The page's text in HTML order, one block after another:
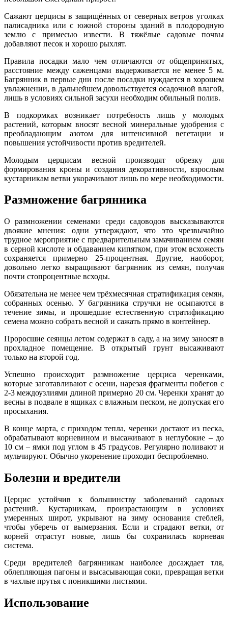
Сажают церцисы в защищённых от северных ветров уголках
палисадника или с южной стороны зданий в плодородную
землю с примесью извести. В тяжёлые садовые почвы
добавляют песок и хорошо рыхлят.
Правила посадки мало чем отличаются от общепринятых,
расстояние между саженцами выдерживается не менее 5 м.
Багрянник в первые дни после посадки нуждается в хорошем
увлажнении, в дальнейшем довольствуется осадочной влагой,
лишь в условиях сильной засухи необходим обильный полив.
В подкормках возникает потребность лишь у молодых
растений, которым вносят весной минеральные удобрения с
преобладающим азотом для интенсивной вегетации и
повышения устойчивости против вредителей.
Молодым церцисам весной производят обрезку для
формирования кроны и создания декоративности, взрослым
кустарникам ветви укорачивают лишь по мере необходимости.
Размножение багрянника
О размножении семенами среди садоводов высказываются
двоякие мнения: одни утверждают, что это чрезвычайно
трудное мероприятие с предварительным замачиванием семян
в серной кислоте и обдаванием кипятком, при этом всхожесть
сохраняется примерно 25-процентная. Другие, наоборот,
довольно легко выращивают багрянник из семян, получая
почти стопроцентные всходы.
Обязательна не менее чем трёхмесячная стратификация семян,
собранных осенью. У багрянника стручки не осыпаются в
течение зимы, и прошедшие естественную стратификацию
семена можно собрать весной и сажать прямо в контейнер.
Проросшие сеянцы летом содержат в саду, а на зиму заносят в
прохладное помещение. В открытый грунт высаживают
только на второй год.
Успешно происходит размножение церциса черенками,
которые заготавливают с осени, нарезая фрагменты побегов с
2-3 междоузлиями длиной примерно 20 см. Черенки хранят до
весны в подвале в ящиках с влажным песком, не допуская его
просыхания.
В конце марта, с приходом тепла, черенки достают из песка,
обрабатывают корневином и высаживают в неглубокие – до
10 см – ямки под углом в 45 градусов. Регулярно поливают и
мульчируют. Обычно укоренение проходит беспроблемно.
Болезни и вредители
Церцис устойчив к большинству заболеваний садовых
растений. Кустарникам, произрастающим в условиях
умеренных широт, укрывают на зиму основания стеблей,
чтобы уберечь от вымерзания. Если и страдают ветки, от
корней отрастут новые, лишь бы сохранилась корневая
система.
Среди вредителей багрянникам наиболее досаждает тля,
облепляющая пагоны и высасывающая соки, превращая ветки
в чахлые прутья с поникшими листьями.
Использование